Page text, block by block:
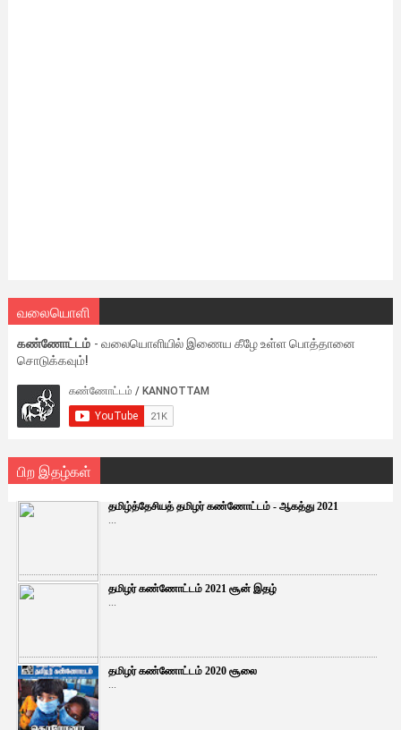
வலையொளி
கண்ணோட்டம் - வலையொளியில் இணைய கீழே உள்ள பொத்தானை
சொடுக்கவும்!
பிற இதழ்கள்
தமிழ்த்தேசியத் தமிழர் கண்ணோட்டம் - ஆகத்து 2021
தமிழர் கண்ணோட்டம் 2021 சூன் இதழ்
தமிழர் கண்ணோட்டம் 2020 சூலை